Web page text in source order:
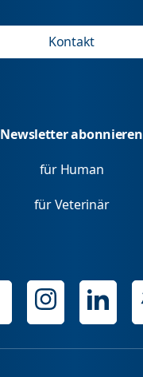
Kontakt
Newsletter abonnieren
für Human
für Veterinär